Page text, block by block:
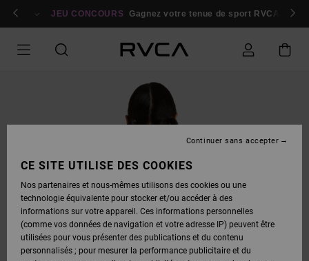
Se connecter / s'inscrire
JEU CONCOURS Gagnez votre tenue de sport RVCA
CE SITE UTILISE DES COOKIES
Nos partenaires et nous-mêmes utilisons des cookies ou une
technologie équivalente pour stocker et/ou accéder à des
informations sur votre appareil. Ces informations personnelles
(comme vos données de navigation et votre adresse IP) peuvent être
utilisées pour vous présenter des publications et du contenu
personnalisés ; pour mesurer la performance publicitaire et du
Continuer sans accepter